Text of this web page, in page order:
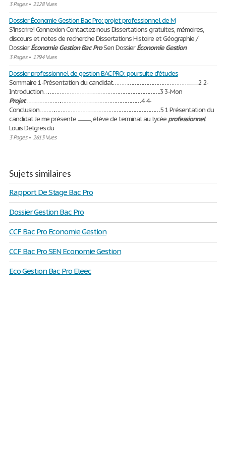
3 Pages• 2128 Vues
Dossier Économie Gestion Bac Pro: projet professionnel de M
S'inscrire! Connexion Contactez-nous Dissertations gratuites, mémoires,
discours et notes de recherche Dissertations Histoire et Géographie /
DossierÉconomie Gestion Bac ProSen DossierÉconomie Gestion
3 Pages• 1794 Vues
Dossier professionnel de gestion BAC PRO: poursuite d'études
Sommaire 1-Présentation du candidat………………………………………..........2 2-
Introduction…………………………………………………………….3 3-Mon
Projet……………………………………………………………4 4-
Conclusion………………………………………………………………5 1 Présentation du
candidat Je me présente ............., élève de terminal au lycée professionnel
Louis Delgres du
3 Pages• 2613 Vues
Sujets similaires
Rapport De Stage Bac Pro
Dossier Gestion Bac Pro
CCF Bac Pro Economie Gestion
CCF Bac Pro SEN Economie Gestion
Eco Gestion Bac Pro Eleec